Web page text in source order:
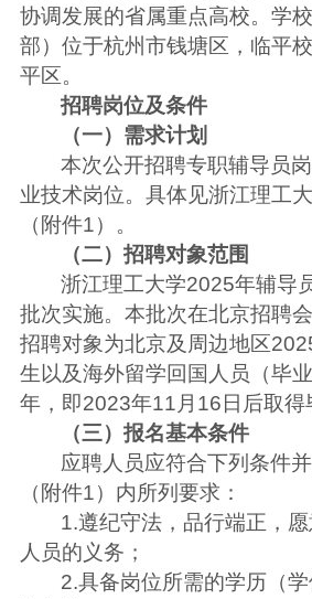
协调发展的省属重点高校。学
部）位于杭州市钱塘区，临平
平区。
招聘岗位及条件
（一）需求计划
本次公开招聘专职辅导员
业技术岗位。具体见浙江理工
（附件1）。
（二）招聘对象范围
浙江理工大学2025年辅导
批次实施。本批次在北京招聘
招聘对象为北京及周边地区
生以及海外留学回国人员（毕
年，即2023年11月16日后取得
（三）报名基本条件
应聘人员应符合下列条件
（附件1）内所列要求：
1.遵纪守法，品行端正，
人员的义务；
2.具备岗位所需的学历（